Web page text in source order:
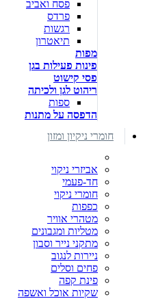
פסח ואביב
פרדס
רגשות
תיאטרון
מפות
פינות פעילות בגן
פסי קישוט
ריהוט לגן ולכיתה
ספות
הדפסה על מתנות
חומרי ניקיון ומזון
אביזרי ניקוי
חד-פעמי
חומרי ניקוי
כפפות
מטהרי אוויר
מטליות ומגבונים
מתקני נייר וסבון
ניירות לנגוב
פחים וסלים
פינת קפה
שקיות אוכל ואשפה